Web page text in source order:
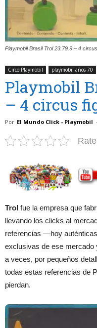
Playmobil Brasil Trol 23.79.9 – 4
Circo Playmobil playmobil años 70
Playmobil
– 4 circus
Por El Mundo Click - Playmobil -
Trol fue la empresa que
llevando los clicks al
referencias —hoy
exclusivas de ese mercado
a veces, por pequeños
todas estas referencias de
pierdan.